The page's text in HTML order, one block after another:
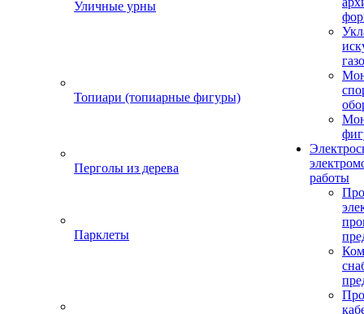
Уличные урны
Топиари (топиарные фигуры)
Перголы из дерева
Парклеты
работы